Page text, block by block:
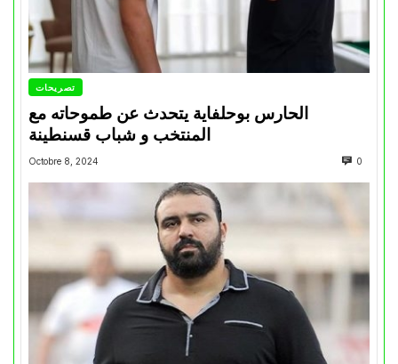
تصريحات
الحارس بوحلفاية يتحدث عن طموحاته مع
المنتخب و شباب قسنطينة
Octobre 8, 2024 0